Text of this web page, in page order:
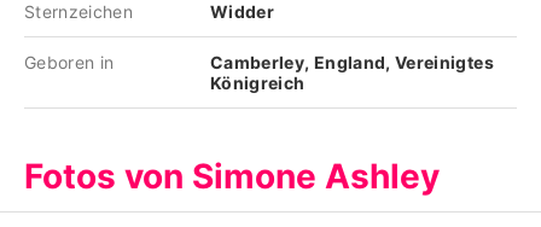
Sternzeichen Widder
Geboren in
Camberley, England, Vereinigtes
Königreich
Fotos von Simone Ashley